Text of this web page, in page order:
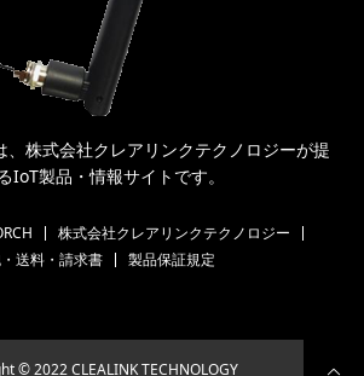
、株式会社クレアリンクテクノロジーが提
IoT製品・情報サイトです。
株式会社クレアリンクテクノロジー
送料・請求書
製品保証規定
© 2022 CLEALINK TECHNOLOGY